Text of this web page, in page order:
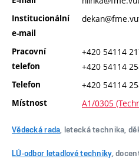
Institucionální
e-mail
Pracovní
telefon
+420 54114
+420 54114
Telefon +420 54114
Místnost A1/0305
Vědecká rada , letecká technika,
LÚ-odbor letadlové techniky,